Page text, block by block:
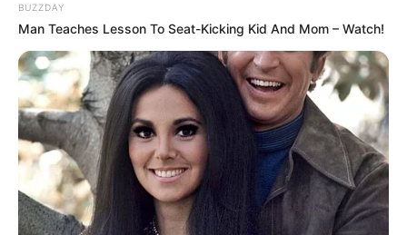
BUZZDAY
Man Teaches Lesson To Seat-Kicking Kid And Mom – Watch!